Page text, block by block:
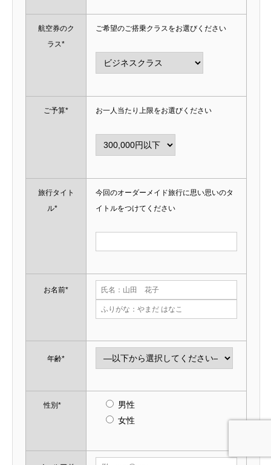
航空券のク
ラス*
ご希望のご搭乗クラスをお選びください
ご予算* お一人当たり上限をお選びください
旅行タイト
ル*
今回のオーダーメイド旅行に思い思いのタ
イトルをつけてください
お名前*
年齢*
性別*
男性
女性